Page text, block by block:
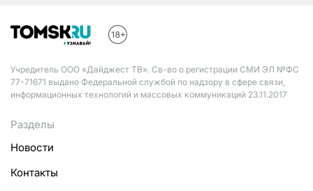
Учредитель ООО «Дайджест ТВ». Св-во о регистрации СМИ ЭЛ №ФС
77-71671 выдано Федеральной службой по надзору в сфере связи,
информационных технологий и массовых коммуникаций 23.11.2017
Разделы
Новости
Контакты